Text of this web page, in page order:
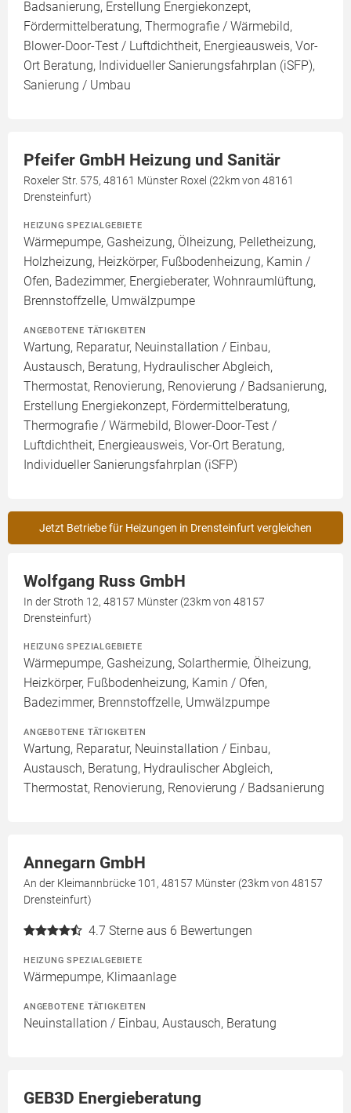
Badsanierung, Erstellung Energiekonzept,
Fördermittelberatung, Thermografie / Wärmebild,
Blower-Door-Test / Luftdichtheit, Energieausweis, Vor-
Ort Beratung, Individueller Sanierungsfahrplan (iSFP),
Sanierung / Umbau
Pfeifer GmbH Heizung und Sanitär
Roxeler Str. 575, 48161 Münster Roxel (22km von 48161
Drensteinfurt)
HEIZUNG SPEZIALGEBIETE
Wärmepumpe, Gasheizung, Ölheizung, Pelletheizung,
Holzheizung, Heizkörper, Fußbodenheizung, Kamin /
Ofen, Badezimmer, Energieberater, Wohnraumlüftung,
Brennstoffzelle, Umwälzpumpe
ANGEBOTENE TÄTIGKEITEN
Wartung, Reparatur, Neuinstallation / Einbau,
Austausch, Beratung, Hydraulischer Abgleich,
Thermostat, Renovierung, Renovierung / Badsanierung,
Erstellung Energiekonzept, Fördermittelberatung,
Thermografie / Wärmebild, Blower-Door-Test /
Luftdichtheit, Energieausweis, Vor-Ort Beratung,
Individueller Sanierungsfahrplan (iSFP)
Jetzt Betriebe für Heizungen in Drensteinfurt vergleichen
Wolfgang Russ GmbH
In der Stroth 12, 48157 Münster (23km von 48157
Drensteinfurt)
HEIZUNG SPEZIALGEBIETE
Wärmepumpe, Gasheizung, Solarthermie, Ölheizung,
Heizkörper, Fußbodenheizung, Kamin / Ofen,
Badezimmer, Brennstoffzelle, Umwälzpumpe
ANGEBOTENE TÄTIGKEITEN
Wartung, Reparatur, Neuinstallation / Einbau,
Austausch, Beratung, Hydraulischer Abgleich,
Thermostat, Renovierung, Renovierung / Badsanierung
Annegarn GmbH
An der Kleimannbrücke 101, 48157 Münster (23km von 48157
Drensteinfurt)
4.7 Sterne aus 6 Bewertungen
HEIZUNG SPEZIALGEBIETE
Wärmepumpe, Klimaanlage
ANGEBOTENE TÄTIGKEITEN
Neuinstallation / Einbau, Austausch, Beratung
GEB3D Energieberatung